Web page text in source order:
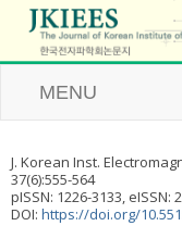
MENU
J. Korean Inst.
37(6):555-564
pISSN: 1226-3133, eISSN:
DOI: https://doi.org/